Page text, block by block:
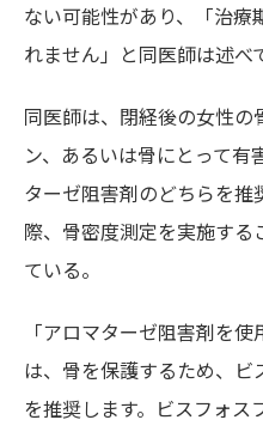
ない可能性があり、「治療
れません」と同医師は述べ
同医師は、閉経後の女性の
ン、あるいは骨にとって
ターゼ阻害剤のどちらを
際、骨密度測定を実施す
ている。
「アロマターゼ阻害剤を
は、骨を保護するため、
を推奨します。ビスフォス